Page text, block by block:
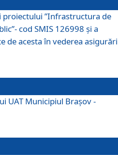
”Infrastructura de
cod SMIS 126998 și a
de acesta în vederea
UAT Municipiul Braşov -